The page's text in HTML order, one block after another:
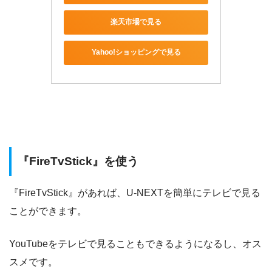
楽天市場で見る
Yahoo!ショッピングで見る
『FireTvStick』を使う
『FireTvStick』があれば、U-NEXTを簡単にテレビで見る
ことができます。
YouTubeをテレビで見ることもできるようになるし、オス
スメです。